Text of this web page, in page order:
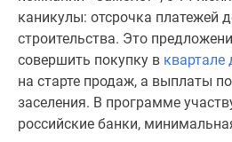
Панорамы
новостроек
Видеообзор
новостроек
Экспертиза
новостроек
Экология
каникулы: отсрочка платежей
строительства. Это
совершить покупку в квартале
на старте продаж, а выплаты
заселения. В программе
российские банки,